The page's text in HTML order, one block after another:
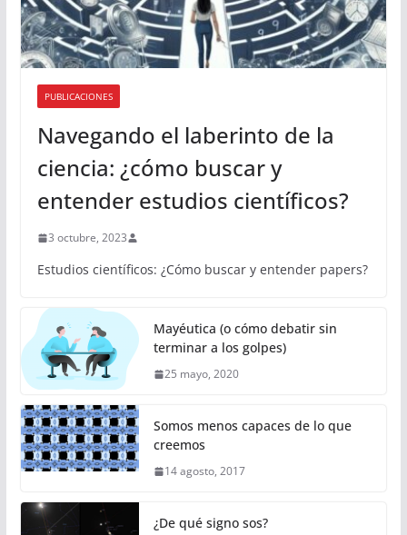
PUBLICACIONES
Navegando el laberinto de la
ciencia: ¿cómo buscar y
entender estudios científicos?
3 octubre, 2023
Estudios científicos: ¿Cómo buscar y entender papers?
Mayéutica (o cómo debatir sin
terminar a los golpes)
25 mayo, 2020
Somos menos capaces de lo que
creemos
14 agosto, 2017
¿De qué signo sos?